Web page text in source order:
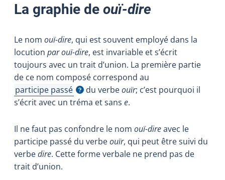
La graphie de ouï-dire
Le nom ouï-dire, qui est souvent employé dans la
locution par ouï-dire, est invariable et s’écrit
toujours avec un trait d’union. La première partie
de ce nom composé correspond au
participe passé
Afficher l'infobulledu verbeouïr; c’est pourquoi il
s’écrit avec un tréma et sans e.
Il ne faut pas confondre le nom ouï-direavec le
participe passé du verbeouïr, qui peut être suivi du
verbedire. Cette forme verbale ne prend pas de
trait d’union.